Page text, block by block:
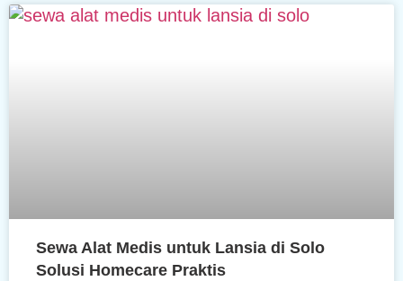
Sewa Alat Medis untuk Lansia di Solo
Solusi Homecare Praktis